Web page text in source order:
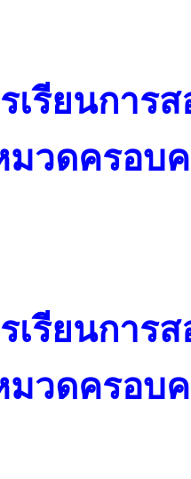
เรียนการ
วดครอบค
เรียนการ
วดครอบค